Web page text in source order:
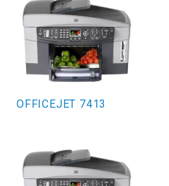
OFFICEJET 7413